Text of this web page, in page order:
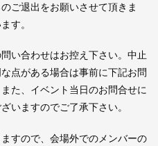
ご退出をお願いさせて頂きま
す。
い合わせはお控え下さい。中止
点がある場合は事前に下記お問
た、イベント当日のお問合せに
いますのでご了承下さい。
すので、会場外でのメンバーの